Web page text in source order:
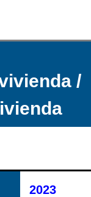
/
2023